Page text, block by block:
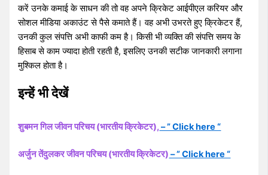
करें उनके कमाई के साधन की तो वह अपने क्रिकेट आईपीएल करियर और
सोशल मीडिया अकाउंट से पैसे कमाते हैं। वह अभी उभरते हुए क्रिकेटर हैं,
उनकी कुल संपत्ति अभी काफी कम है। किसी भी व्यक्ति की संपत्ति समय के
हिसाब से काम ज्यादा होती रहती है, इसलिए उनकी सटीक जानकारी लगाना
मुश्किल होता है।
इन्हें भी देखें
शुबमन गिल जीवन परिचय (भारतीय क्रिकेटर), – ” Click here “
अर्जुन तेंदुलकर जीवन परिचय (भारतीय क्रिकेटर) – ” Click here “